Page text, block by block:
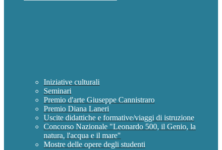
Iniziative culturali
Seminari
Premio d'arte Giuseppe Cannistraro
Premio Diana Laneri
Uscite didattiche e formative/viaggi di istruzione
Concorso Nazionale "Leonardo 500, il Genio, la
natura, l'acqua e il mare"
Mostre delle opere degli studenti